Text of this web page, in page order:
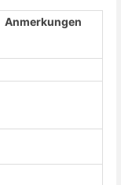
Anmerkungen